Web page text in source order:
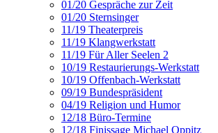
01/20 Gespräche zur Zeit
01/20 Sternsinger
11/19 Theaterpreis
11/19 Klangwerkstatt
11/19 Für Aller Seelen 2
10/19 Restaurierungs-Werkstatt
10/19 Offenbach-Werkstatt
09/19 Bundespräsident
04/19 Religion und Humor
12/18 Büro-Termine
12/18 Finissage Michael Oppitz